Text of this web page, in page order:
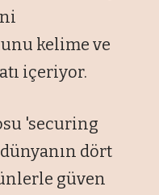
kelime ve
içeriyor.
'securing
dört
güven